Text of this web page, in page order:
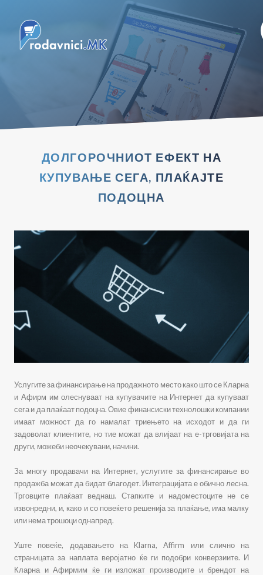
ДОЛГОРОЧНИОТ ЕФЕКТ НА
КУПУВАЊЕ СЕГА, ПЛАЌАЈТЕ
ПОДОЦНА
Услугите за финансирање на продажното место како што се Кларна
и Афирм им олеснуваат на купувачите на Интернет да купуваат
сега и да плаќаат подоцна. Овие финансиски технолошки компании
имаат можност да го намалат триењето на исходот и да ги
задоволат клиентите, но тие можат да влијаат на е-трговијата на
други, можеби неочекувани, начини.
За многу продавачи на Интернет, услугите за финансирање во
продажба можат да бидат благодет. Интеграцијата е обично лесна.
Трговците плаќаат веднаш. Стапките и надоместоците не се
извонредни, и, како и со повеќето решенија за плаќање, има малку
или нема трошоци однапред.
Уште повеќе, додавањето на Klarna, Affirm или слично на
страницата за наплата веројатно ќе ги подобри конверзиите. И
Кларна и Афирмим ќе ги изложат производите и брендот на